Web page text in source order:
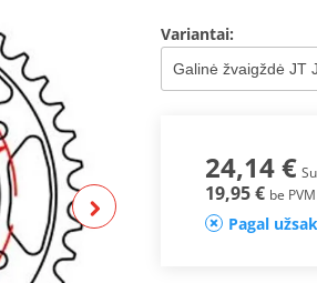
Variantai:
24,14 €
19,95 € be PVM
Pagal